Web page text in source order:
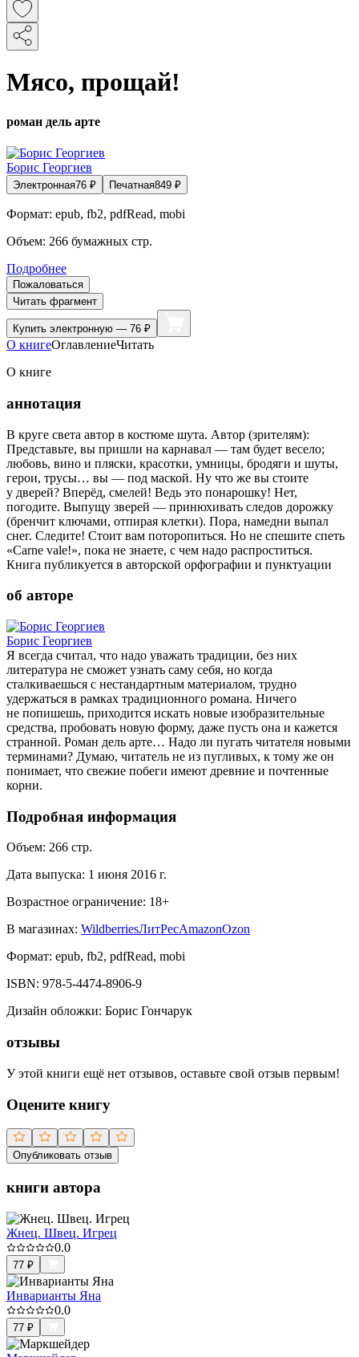
Мясо, прощай!
роман дель арте
Борис Георгиев
Электронная76 ₽ Печатная849 ₽
Формат: epub, fb2, pdfRead, mobi
Объем: 266 бумажных стр.
Подробнее
Пожаловаться
Читать фрагмент
Купить электронную — 76 ₽
О книгеОглавлениеЧитать
О книге
аннотация
В круге света автор в костюме шута. Автор (зрителям):
Представьте, вы пришли на карнавал — там будет весело;
любовь, вино и пляски, красотки, умницы, бродяги и шуты,
герои, трусы… вы — под маской. Ну что же вы стоите
у дверей? Вперёд, смелей! Ведь это понарошку! Нет,
погодите. Выпущу зверей — принюхивать следов дорожку
(бренчит ключами, отпирая клетки). Пора, намедни выпал
снег. Следите! Стоит вам поторопиться. Но не спешите спеть
«Carne vale!», пока не знаете, с чем надо распроститься.
Книга публикуется в авторской орфографии и пунктуации
об авторе
Борис Георгиев
Я всегда считал, что надо уважать традиции, без них
литература не сможет узнать саму себя, но когда
сталкиваешься с нестандартным материалом, трудно
удержаться в рамках традиционного романа. Ничего
не попишешь, приходится искать новые изобразительные
средства, пробовать новую форму, даже пусть она и кажется
странной. Роман дель арте… Надо ли пугать читателя новыми
терминами? Думаю, читатель не из пугливых, к тому же он
понимает, что свежие побеги имеют древние и почтенные
корни.
Подробная информация
Объем: 266 стр.
Дата выпуска: 1 июня 2016 г.
Возрастное ограничение: 18+
В магазинах: WildberriesЛитРесAmazonOzon
Формат: epub, fb2, pdfRead, mobi
ISBN: 978-5-4474-8906-9
Дизайн обложки: Борис Гончарук
отзывы
У этой книги ещё нет отзывов, оставьте свой отзыв первым!
Оцените книгу
Опубликовать отзыв
книги автора
Жнец. Швец. Игрец
0.0
77 ₽
Инварианты Яна
0.0
77 ₽